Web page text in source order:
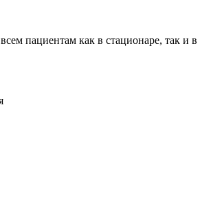
пациентам как в стационаре, так и в